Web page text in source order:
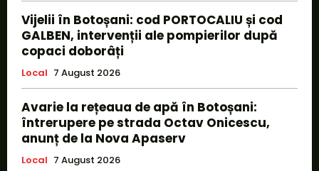
Vijelii în Botoșani: cod PORTOCALIU și cod
GALBEN, intervenții ale pompierilor după
copaci doborâți
Local 7 August 2026
Avarie la rețeaua de apă în Botoșani:
întrerupere pe strada Octav Onicescu,
anunț de la Nova Apaserv
Local 7 August 2026